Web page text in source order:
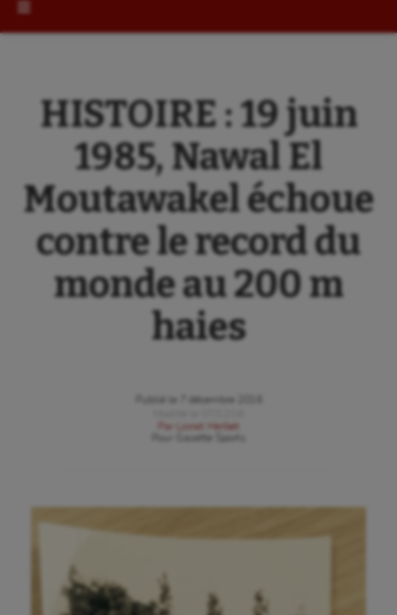
HISTOIRE : 19 juin
1985, Nawal El
Moutawakel échoue
contre le record du
monde au 200 m
haies
Publié le
7 décembre 2016
Par
Lionel Herbet
Gazette Sports